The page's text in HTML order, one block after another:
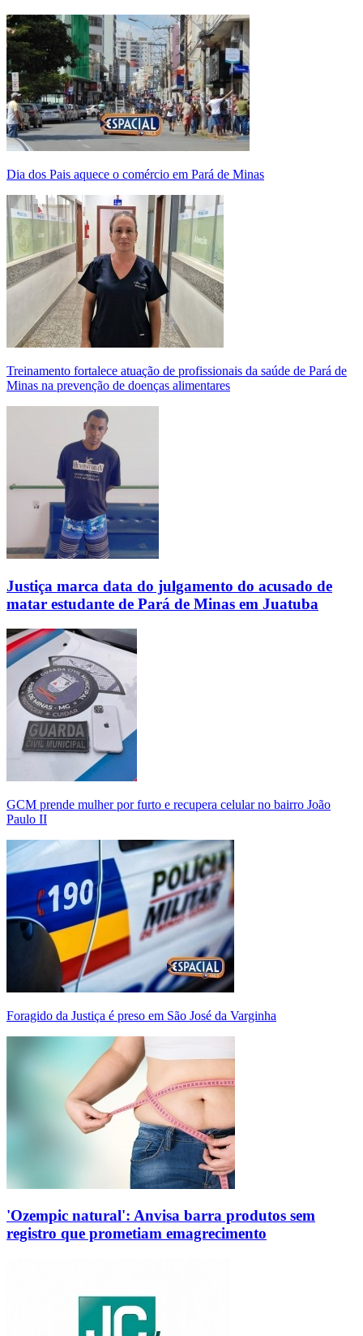
Dia dos Pais aquece o comércio em Pará de Minas
Treinamento fortalece atuação de profissionais da saúde de Pará de
Minas na prevenção de doenças alimentares
Justiça marca data do julgamento do acusado de
matar estudante de Pará de Minas em Juatuba
GCM prende mulher por furto e recupera celular no bairro João
Paulo II
Foragido da Justiça é preso em São José da Varginha
'Ozempic natural': Anvisa barra produtos sem
registro que prometiam emagrecimento